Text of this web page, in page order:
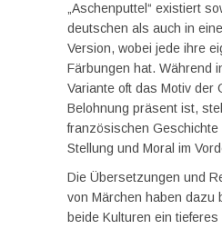
„Aschenputtel“ existiert
deutschen als auch in
Version, wobei jede ihre
Färbungen hat. Während
Variante oft das Motiv der
Belohnung präsent ist,
französischen
Stellung und Moral im
Die Übersetzungen und
von Märchen haben dazu
beide Kulturen ein